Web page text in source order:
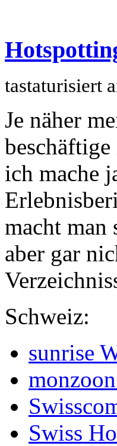
tastaturisiert
Je näher
ich mache
macht man
aber gar
Schweiz:
sunrise
Swiss